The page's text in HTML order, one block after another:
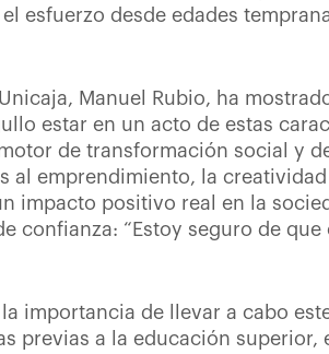
esfuerzo desde edades
Manuel Rubio, ha
estar en un acto de estas
de transformación social y
al emprendimiento, la
impacto positivo real en la
confianza: “Estoy seguro de
importancia de llevar a cabo
previas a la educación superior,